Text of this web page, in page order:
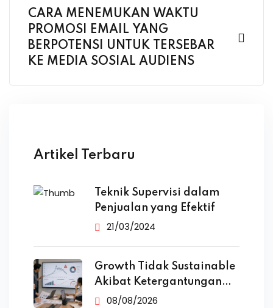
CARA MENEMUKAN WAKTU
PROMOSI EMAIL YANG
BERPOTENSI UNTUK TERSEBAR
KE MEDIA SOSIAL AUDIENS
Artikel Terbaru
Teknik Supervisi dalam
Penjualan yang Efektif
21/03/2024
Growth Tidak Sustainable
Akibat Ketergantungan
Iklan
08/08/2026